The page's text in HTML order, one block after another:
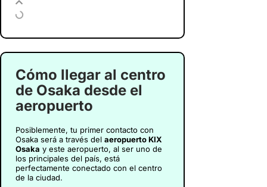
Cómo llegar al centro
de Osaka desde el
aeropuerto
Posiblemente, tu primer contacto con
Osaka será a través del aeropuerto KIX
Osaka y este aeropuerto, al ser uno de
los principales del país, está
perfectamente conectado con el centro
de la ciudad.